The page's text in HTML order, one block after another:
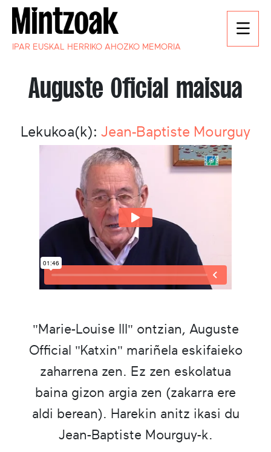
IPAR EUSKAL HERRIKO AHOZKO MEMORIA
Auguste Oficial maisua
Lekukoa(k): Jean-Baptiste Mourguy
"Marie-Louise III" ontzian, Auguste
Official "Katxin" mariñela eskifaieko
zaharrena zen. Ez zen eskolatua
baina gizon argia zen (zakarra ere
aldi berean). Harekin anitz ikasi du
Jean-Baptiste Mourguy-k.